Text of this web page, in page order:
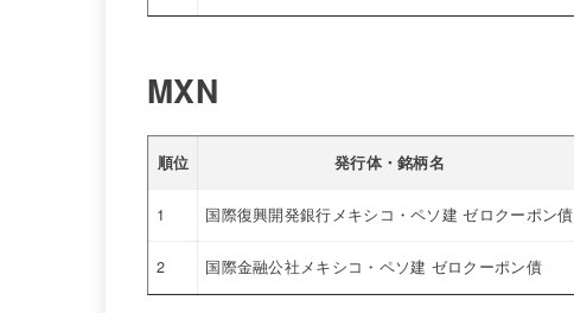
MXN
順位 発行体・銘柄名
1 国際復興開発銀行メキシコ・ペソ建 ゼロクーポン債
2 国際金融公社メキシコ・ペソ建 ゼロクーポン債